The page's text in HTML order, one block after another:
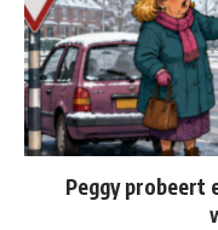
Peggy probeert